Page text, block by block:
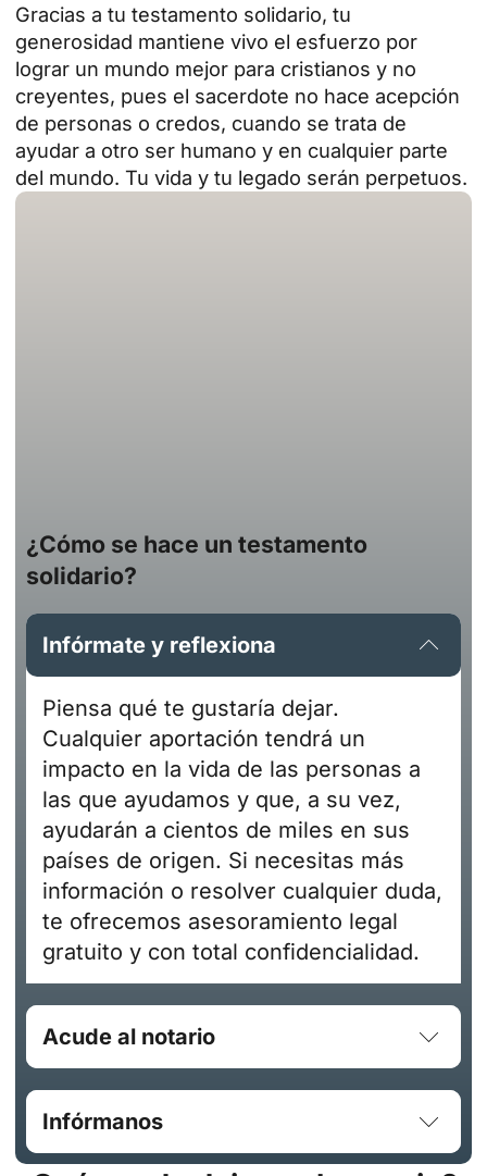
Gracias a tu testamento solidario, tu
generosidad mantiene vivo el esfuerzo por
lograr un mundo mejor para cristianos y no
creyentes, pues el sacerdote no hace acepción
de personas o credos, cuando se trata de
ayudar a otro ser humano y en cualquier parte
del mundo. Tu vida y tu legado serán perpetuos.
¿Cómo se hace un testamento
solidario?
Infórmate y reflexiona
Piensa qué te gustaría dejar.
Cualquier aportación tendrá un
impacto en la vida de las personas a
las que ayudamos y que, a su vez,
ayudarán a cientos de miles en sus
países de origen. Si necesitas más
información o resolver cualquier duda,
te ofrecemos asesoramiento legal
gratuito y con total confidencialidad.
Acude al notario
Infórmanos